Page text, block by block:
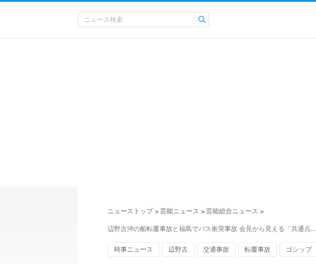
ニューストップ > 芸能ニュース > 芸能総合ニュース >
辺野古沖の船転覆事故と福島でバス衝突事故 会見から見える「共通点…
時事ニュース 辺野古 交通事故 転覆事故 ゴシップ